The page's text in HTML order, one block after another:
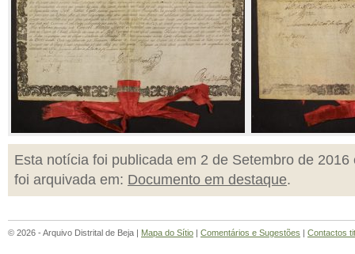
Esta notícia foi publicada em 2 de Setembro de 2016
foi arquivada em: Documento em destaque.
© 2026 - Arquivo Distrital de Beja | Mapa do Sítio | Comentários e Sugestões | Contactos